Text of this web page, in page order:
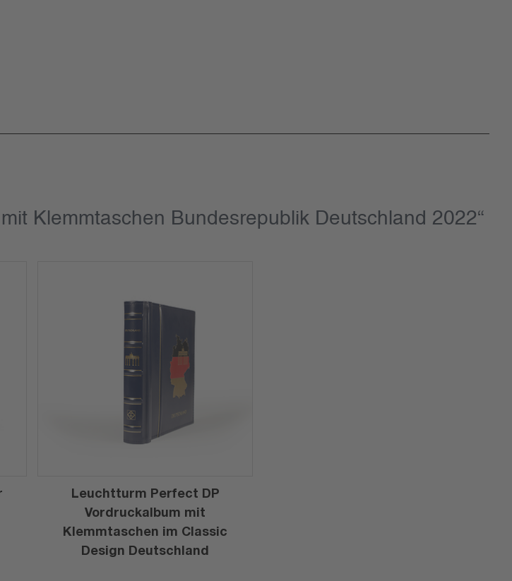
Klemmtaschen Bundesrepublik Deutschland 2022“
Leuchtturm Perfect DP
Vordruckalbum mit
Klemmtaschen im Classic
Design Deutschland